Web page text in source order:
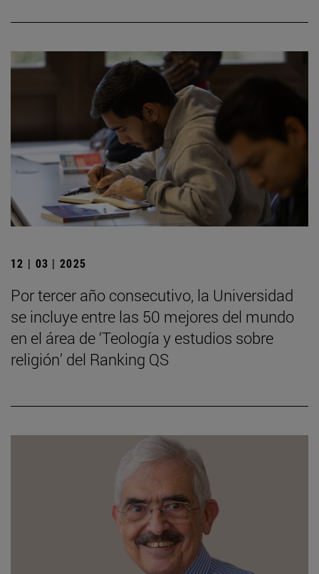
12 | 03 | 2025
Por tercer año consecutivo, la Universidad
se incluye entre las 50 mejores del mundo
en el área de ‘Teología y estudios sobre
religión’ del Ranking QS